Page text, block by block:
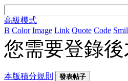
高級模式
B Color Image Link Quote Code
您需要登錄
本版積分規則 發表帖子